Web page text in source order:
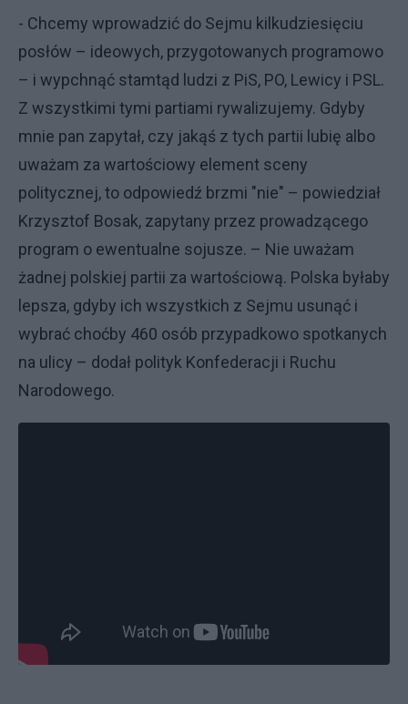
- Chcemy wprowadzić do Sejmu kilkudziesięciu
posłów – ideowych, przygotowanych programowo
– i wypchnąć stamtąd ludzi z PiS, PO, Lewicy i PSL.
Z wszystkimi tymi partiami rywalizujemy. Gdyby
mnie pan zapytał, czy jakąś z tych partii lubię albo
uważam za wartościowy element sceny
politycznej, to odpowiedź brzmi "nie" – powiedział
Krzysztof Bosak, zapytany przez prowadzącego
program o ewentualne sojusze. – Nie uważam
żadnej polskiej partii za wartościową. Polska byłaby
lepsza, gdyby ich wszystkich z Sejmu usunąć i
wybrać choćby 460 osób przypadkowo spotkanych
na ulicy – dodał polityk Konfederacji i Ruchu
Narodowego.